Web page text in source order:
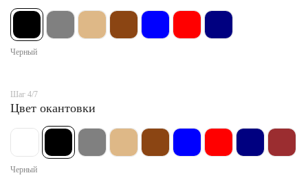
Черный
Шаг 4/7
Цвет окантовки
Черный